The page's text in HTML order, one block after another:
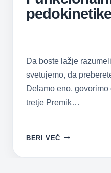
Da boste lažje
svetujemo, da
Delamo eno,
tretje Premik…
BERI VEČ OSNOVNIH
KORAKOV